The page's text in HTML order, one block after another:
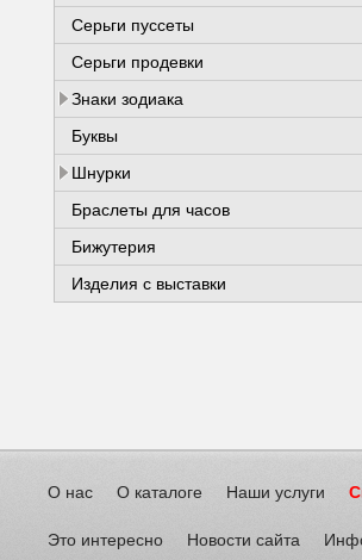
Серьги пуссеты
Серьги продевки
Знаки зодиака
Буквы
Шнурки
Браслеты для часов
Бижутерия
Изделия с выставки
О нас О каталоге Наши услуги
Это интересно Новости сайта